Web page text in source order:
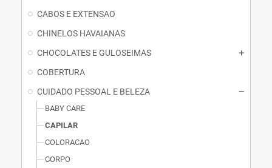
CABOS E EXTENSAO
CHINELOS HAVAIANAS
CHOCOLATES E GULOSEIMAS
COBERTURA
CUIDADO PESSOAL E BELEZA
BABY CARE
CAPILAR
COLORACAO
CORPO